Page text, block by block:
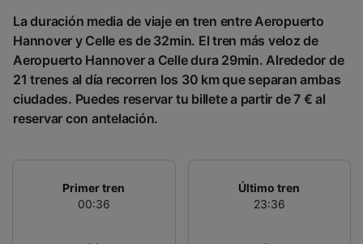
La duración media de viaje en tren entre Aeropuerto
Hannover y Celle es de 32min. El tren más veloz de
Aeropuerto Hannover a Celle dura 29min. Alrededor de
21 trenes al día recorren los 30 km que separan ambas
ciudades. Puedes reservar tu billete a partir de 7 € al
reservar con antelación.
Primer tren
00:36
Último tren
23:36